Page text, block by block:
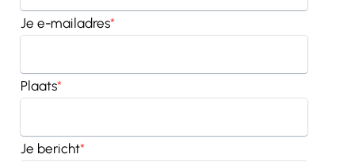
Je e-mailadres*
Plaats*
Je bericht*